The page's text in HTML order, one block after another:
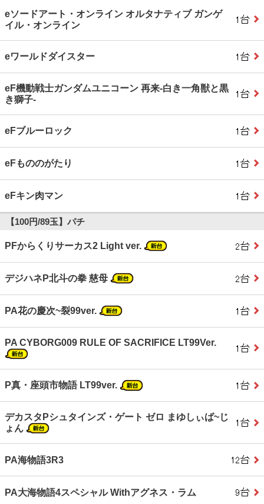
eソードアート・オンライン オルタナティブ ガンゲ
イル・オンライン
eワールドダイスター
eF機動戦士ガンダムユニコーン 再来‐白き一角獣と黒
き獅子‐
eFブルーロック
eFもののがたり
eFキン肉マン
【100円/89玉】パチ
PFからくりサーカス2 Light ver.
デジハネP北斗の拳 慈母
PA花の慶次~裂99ver.
PA CYBORG009 RULE OF SACRIFICE LT99Ver.
P真・座頭市物語 LT99ver.
デカスタPシュタインズ・ゲート ゼロ まゆしぃば~じ
ょん
PA海物語3R3
PA大海物語4スペシャル Withアグネス・ラム